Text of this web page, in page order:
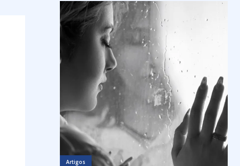
Artigos